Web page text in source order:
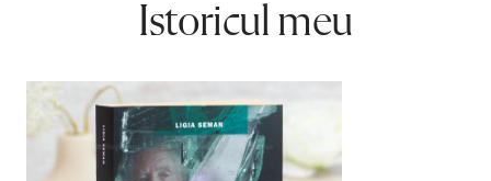
Istoricul meu